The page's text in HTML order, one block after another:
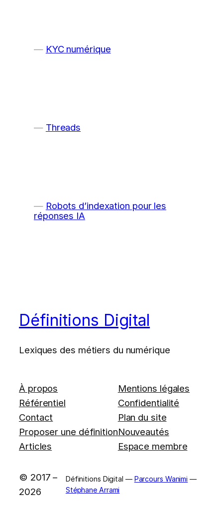
KYC numérique
Threads
Robots d’indexation pour les
réponses IA
Définitions Digital
Lexiques des métiers du numérique
À propos
Référentiel
Contact
Proposer une définition
Articles
Mentions légales
Confidentialité
Plan du site
Nouveautés
Espace membre
© 2017 –
2026
Définitions Digital — Parcours Wanimi —
Stéphane Arrami